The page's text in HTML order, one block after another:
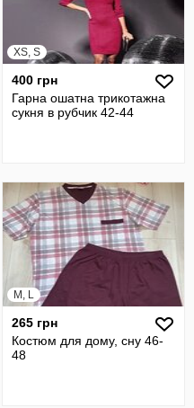
XS, S
400 грн
Гарна ошатна трикотажна
сукня в рубчик 42-44
M, L
265 грн
Костюм для дому, сну 46-
48